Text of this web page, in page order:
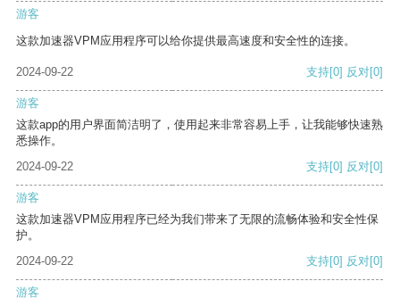
游客
这款加速器VPM应用程序可以给你提供最高速度和安全性的连接。
2024-09-22 支持[0] 反对[0]
游客
这款app的用户界面简洁明了，使用起来非常容易上手，让我能够快速熟
悉操作。
2024-09-22
支持[0] 反对[0]
游客
这款加速器VPM应用程序已经为我们带来了无限的流畅体验和安全性保
护。
2024-09-22
支持[0] 反对[0]
游客